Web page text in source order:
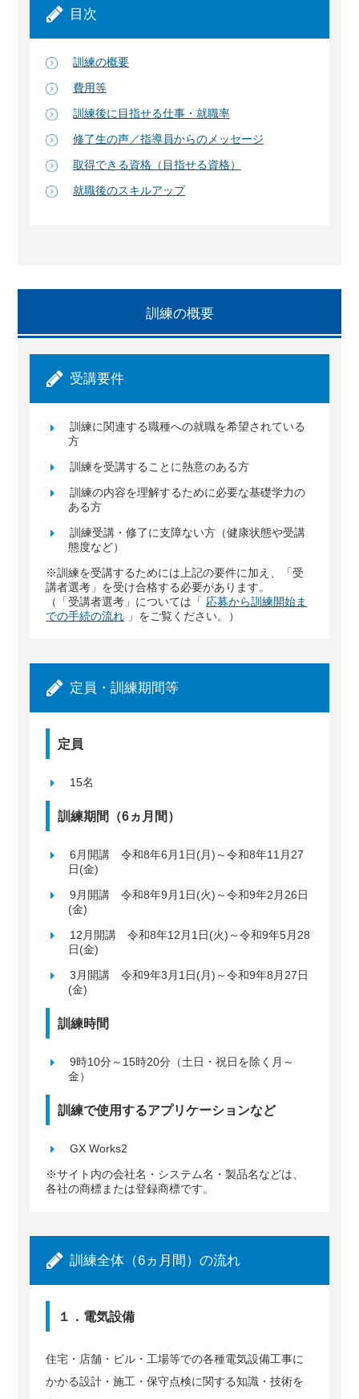
目次
訓練の概要
費用等
訓練後に目指せる仕事・就職率
修了生の声／指導員からのメッセージ
取得できる資格（目指せる資格）
就職後のスキルアップ
訓練の概要
受講要件
訓練に関連する職種への就職を希望されている
方
訓練を受講することに熱意のある方
訓練の内容を理解するために必要な基礎学力の
ある方
訓練受講・修了に支障ない方（健康状態や受講
態度など）
※訓練を受講するためには上記の要件に加え、「受
講者選考」を受け合格する必要があります。
（「受講者選考」については「 応募から訓練開始ま
での手続の流れ 」をご覧ください。）
定員・訓練期間等
定員
15名
訓練期間（6ヵ月間）
6月開講 令和8年6月1日(月)～令和8年11月27
日(金)
9月開講 令和8年9月1日(火)～令和9年2月26日
(金)
12月開講 令和8年12月1日(火)～令和9年5月28
日(金)
3月開講 令和9年3月1日(月)～令和9年8月27日
(金)
訓練時間
9時10分～15時20分（土日・祝日を除く月～
金）
訓練で使用するアプリケーションなど
GX Works2
※サイト内の会社名・システム名・製品名などは、
各社の商標または登録商標です。
訓練全体（6ヵ月間）の流れ
１．電気設備
住宅・店舗・ビル・工場等での各種電気設備工事に
かかる設計・施工・保守点検に関する知識・技術を